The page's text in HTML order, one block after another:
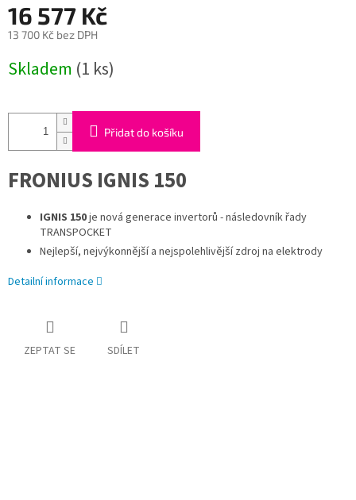
16 577 Kč
13 700 Kč bez DPH
cena:
Skladem (1 ks)
Přidat do košíku
FRONIUS IGNIS 150
IGNIS 150je nová generace invertorů - následovník řady
TRANSPOCKET
Nejlepší, nejvýkonnější a nejspolehlivější zdroj na elektrody
Detailní informace
ZEPTAT SE SDÍLET